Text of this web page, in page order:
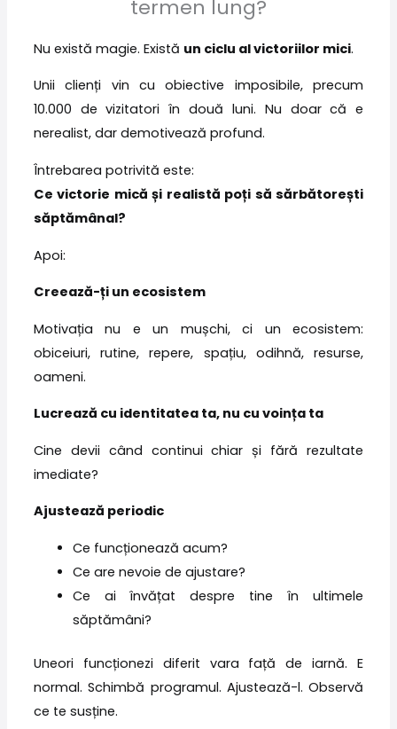
termen lung?
Nu există magie. Există un ciclu al victoriilor mici.
Unii clienți vin cu obiective imposibile, precum
10.000 de vizitatori în două luni. Nu doar că e
nerealist, dar demotivează profund.
Întrebarea potrivită este:
Ce victorie mică și realistă poți să sărbătorești
săptămânal?
Apoi:
Creează-ți un ecosistem
Motivația nu e un mușchi, ci un ecosistem:
obiceiuri, rutine, repere, spațiu, odihnă, resurse,
oameni.
Lucrează cu identitatea ta, nu cu voința ta
Cine devii când continui chiar și fără rezultate
imediate?
Ajustează periodic
Ce funcționează acum?
Ce are nevoie de ajustare?
Ce ai învățat despre tine în ultimele
săptămâni?
Uneori funcționezi diferit vara față de iarnă. E
normal. Schimbă programul. Ajustează-l. Observă
ce te susține.